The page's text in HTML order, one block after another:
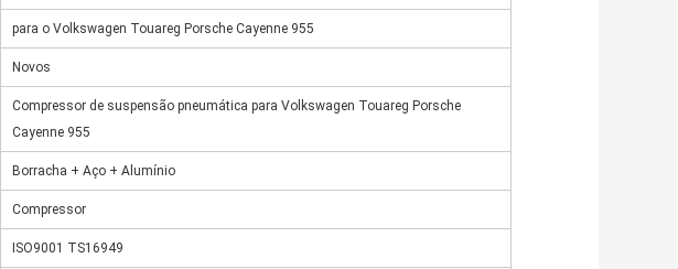
para o Volkswagen Touareg Porsche Cayenne 955
Novos
Compressor de suspensão pneumática para Volkswagen Touareg Porsche
Cayenne 955
Borracha + Aço + Alumínio
Compressor
ISO9001 TS16949